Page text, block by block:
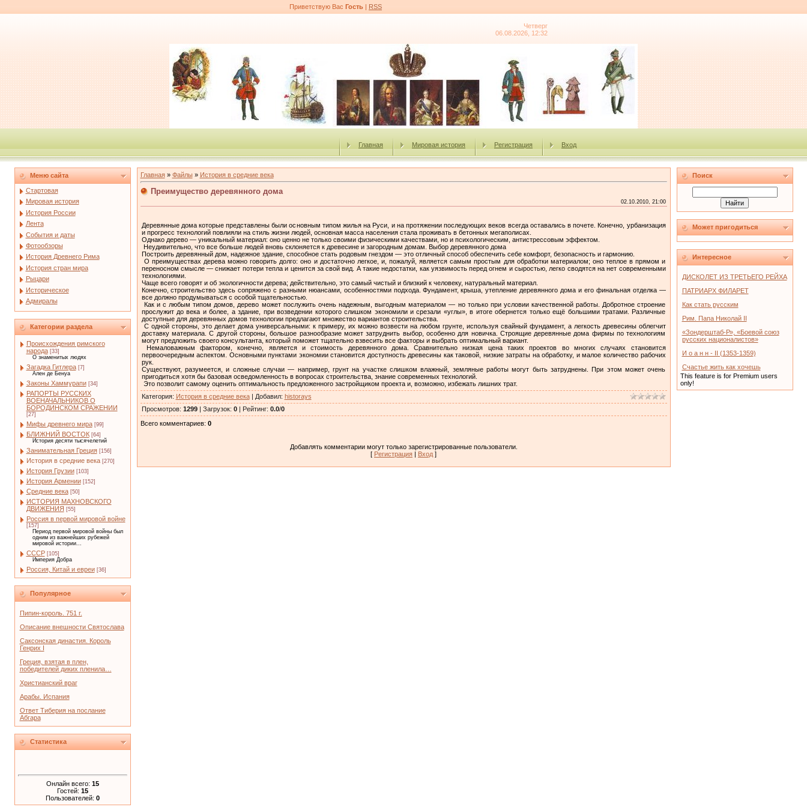
Приветствую Вас Гость | RSS
Четверг
06.08.2026, 12:32
Главная Мировая история Регистрация Вход
Меню сайта
Стартовая
Мировая история
История России
Лента
События и даты
Фотообзоры
История Древнего Рима
История стран мира
Рыцари
Историческое
Адмиралы
Категории раздела
Происхождения римского
народа [33]
О знаменитых людях
Загадка Гитлера [7]
Ален де Бенуа
Законы Хаммурапи [34]
РАПОРТЫ РУССКИХ
ВОЕНАЧАЛЬНИКОВ О
БОРОДИНСКОМ СРАЖЕНИИ
[27]
Мифы древнего мира [99]
БЛИЖНИЙ ВОСТОК [64]
История десяти тысячелетий
Занимательная Греция [156]
История в средние века [270]
История Грузии [103]
История Армении [152]
Средние века [50]
ИСТОРИЯ МАХНОВСКОГО
ДВИЖЕНИЯ [55]
Россия в первой мировой войне
[157]
Период первой мировой войны был
одним из важнейших рубежей
мировой истории...
СССР [105]
Империя Добра
Россия, Китай и евреи [36]
Популярное
Пипин-король. 751 г.
Описание внешности Святослава
Саксонская династия. Король
Генрих I
Греция, взятая в плен,
победителей диких пленила…
Христианский враг
Арабы. Испания
Ответ Тиберия на послание
Абгара
Статистика
Онлайн всего: 15
Гостей: 15
Пользователей: 0
Главная» Файлы» История в средние века
Преимущество деревянного дома
02.10.2010, 21:00
Деревянные дома которые представлены были основным типом жилья на Руси, и на протяжении последующих веков всегда оставались в почете. Конечно, урбанизация
и прогресс технологий повлияли на стиль жизни людей, основная масса населения стала проживать в бетонных мегаполисах.
Однако дерево — уникальный материал: оно ценно не только своими физическими качествами, но и психологическим, антистрессовым эффектом.
Неудивительно, что все больше людей вновь склоняется к древесине и загородным домам. Выбор деревянного дома
Построить деревянный дом, надежное здание, способное стать родовым гнездом — это отличный способ обеспечить себе комфорт, безопасность и гармонию.
О преимуществах дерева можно говорить долго: оно и достаточно легкое, и, пожалуй, является самым простым для обработки материалом; оно теплое в прямом и
переносном смысле — снижает потери тепла и ценится за свой вид. А такие недостатки, как уязвимость перед огнем и сыростью, легко сводятся на нет современными
технологиями.
Чаще всего говорят и об экологичности дерева; действительно, это самый чистый и близкий к человеку, натуральный материал.
Конечно, строительство здесь сопряжено с разными нюансами, особенностями подхода. Фундамент, крыша, утепление деревянного дома и его финальная отделка —
все должно продумываться с особой тщательностью.
Как и с любым типом домов, дерево может послужить очень надежным, выгодным материалом — но только при условии качественной работы. Добротное строение
прослужит до века и более, а здание, при возведении которого слишком экономили и срезали «углы», в итоге обернется только ещё большими тратами. Различные
доступные для деревянных домов технологии предлагают множество вариантов строительства.
С одной стороны, это делает дома универсальными: к примеру, их можно возвести на любом грунте, используя свайный фундамент, а легкость древесины облегчит
доставку материала. С другой стороны, большое разнообразие может затруднить выбор, особенно для новичка. Строящие деревянные дома фирмы по технологиям
могут предложить своего консультанта, который поможет тщательно взвесить все факторы и выбрать оптимальный вариант.
Немаловажным фактором, конечно, является и стоимость деревянного дома. Сравнительно низкая цена таких проектов во многих случаях становится
первоочередным аспектом. Основными пунктами экономии становится доступность древесины как таковой, низкие затраты на обработку, и малое количество рабочих
рук.
Существуют, разумеется, и сложные случаи — например, грунт на участке слишком влажный, земляные работы могут быть затруднены. При этом может очень
пригодиться хотя бы базовая осведомленность в вопросах строительства, знание современных технологий.
Это позволит самому оценить оптимальность предложенного застройщиком проекта и, возможно, избежать лишних трат.
Категория: История в средние века| Добавил: historays
Просмотров: 1299| Загрузок: 0| Рейтинг: 0.0/0
Всего комментариев: 0
Добавлять комментарии могут только зарегистрированные пользователи.
[ Регистрация | Вход ]
Поиск
Может пригодиться
Интересное
ДИСКОЛЕТ ИЗ ТРЕТЬЕГО РЕЙХА
ПАТРИАРХ ФИЛАРЕТ
Как стать русским
Рим. Папа Николай II
«Зондерштаб-Р», «Боевой союз
русских националистов»
И о а н н - II (1353-1359)
Счастье жить как хочешь
This feature is for Premium users
only!